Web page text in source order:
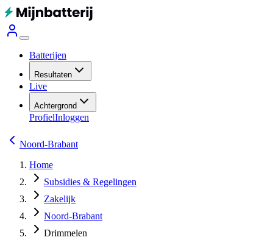
Batterijen
Resultaten
Live
Achtergrond
ProfielInloggen
Noord-Brabant
Home
Subsidies & Regelingen
Zakelijk
Noord-Brabant
Drimmelen